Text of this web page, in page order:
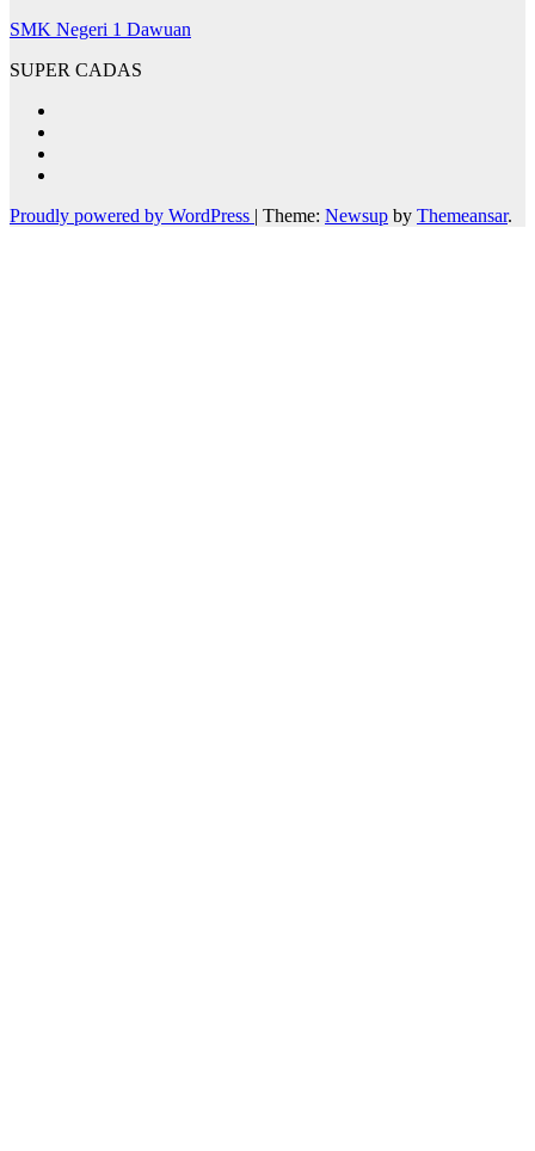
SMK Negeri 1 Dawuan
SUPER CADAS
Proudly powered by WordPress | Theme: Newsup by Themeansar.